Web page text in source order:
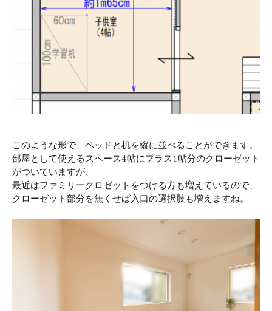
このような形で、ベッドと机を縦に並べることができます。
部屋として使えるスペース4帖にプラス1帖分のクローゼット
がついていますが、
最近はファミリークロゼットをつける方も増えているので、
クローゼット部分を無くせば入口の選択肢も増えますね。